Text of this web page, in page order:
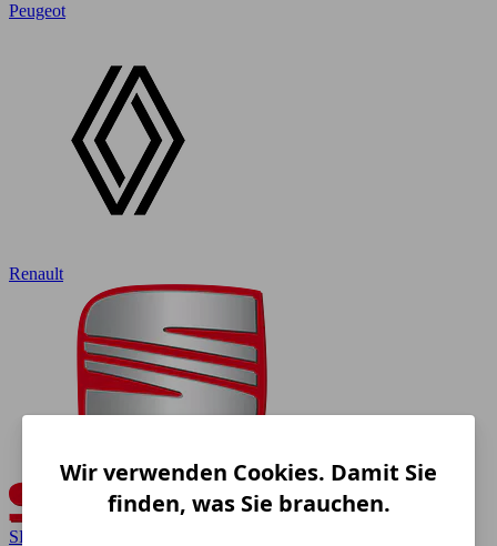
Peugeot
Renault
SEAT
Wir verwenden Cookies. Damit Sie
finden, was Sie brauchen.